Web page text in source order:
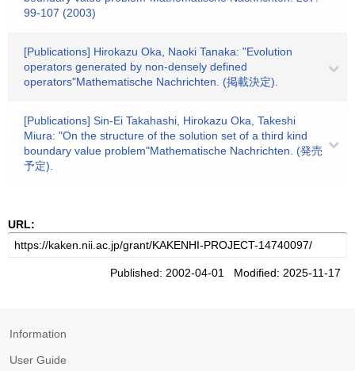
99-107 (2003)
[Publications] Hirokazu Oka, Naoki Tanaka: "Evolution
operators generated by non-densely defined
operators"Mathematische Nachrichten. (掲載決定).
[Publications] Sin-Ei Takahashi, Hirokazu Oka, Takeshi
Miura: "On the structure of the solution set of a third kind
boundary value problem"Mathematische Nachrichten. (発売
予定).
URL:
Published: 2002-04-01 Modified: 2025-11-17
Information
User Guide